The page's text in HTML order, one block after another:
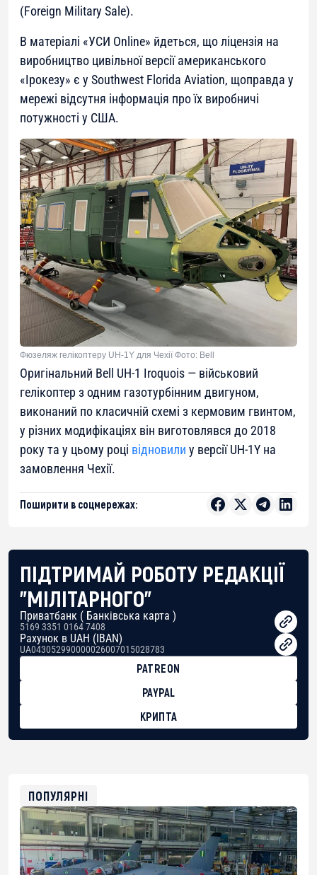
(Foreign Military Sale).
В матеріалі «УСИ Online» йдеться, що ліцензія на
виробництво цивільної версії американського
«Ірокезу» є у Southwest Florida Aviation, щоправда у
мережі відсутня інформація про їх виробничі
потужності у США.
Фюзеляж гелікоптеру UH-1Y для Чехії Фото: Bell
Оригінальний Bell UH-1 Iroquois — військовий
гелікоптер з одним газотурбінним двигуном,
виконаний по класичній схемі з кермовим гвинтом,
у різних модифікаціях він виготовлявся до 2018
року та у цьому році відновили у версії UH-1Y на
замовлення Чехії.
Поширити в соцмережах:
ПІДТРИМАЙ РОБОТУ РЕДАКЦІЇ
"МІЛІТАРНОГО"
Приватбанк ( Банківська карта )
5169 3351 0164 7408
Рахунок в UAH (IBAN)
UA043052990000026007015028783
PATREON
PAYPAL
КРИПТА
0xfD02863D3289416fcF50975c9DFda13623f97758
ПОПУЛЯРНІ